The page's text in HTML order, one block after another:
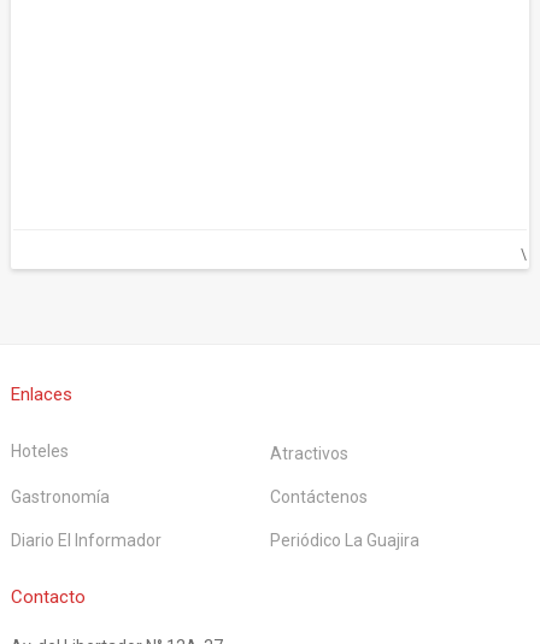
\
Enlaces
Hoteles Atractivos
Gastronomía Contáctenos
Diario El Informador Periódico La Guajira
Contacto